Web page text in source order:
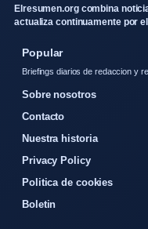
Elresumen.org combina
actualiza continuamente por
Popular
Briefings diarios de redaccion y
Sobre nosotros
Contacto
Nuestra historia
Privacy Policy
Politica de cookies
Boletin